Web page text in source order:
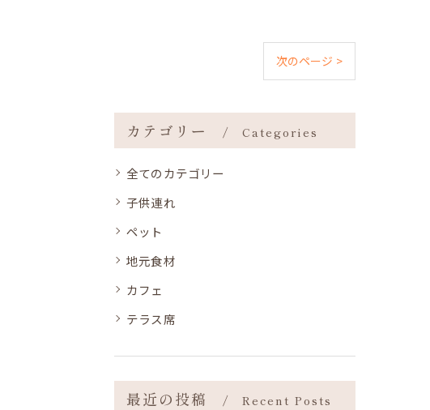
次のページ >
カテゴリー Categories
全てのカテゴリー
子供連れ
ペット
地元食材
カフェ
テラス席
最近の投稿 Recent Posts